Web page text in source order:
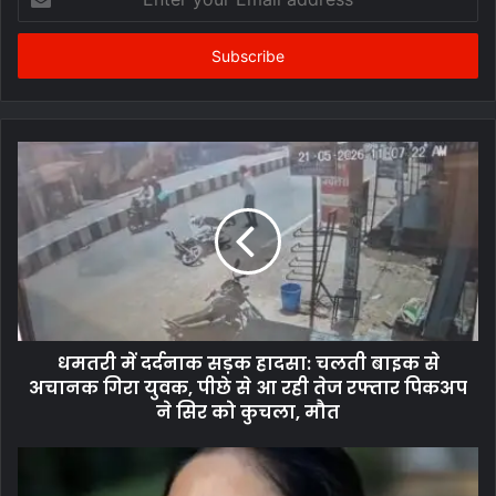
your
Email
धमतरी में दर्दनाक सड़क हादसा: चलती बाइक से
अचानक गिरा युवक, पीछे से आ रही तेज रफ्तार पिकअप
ने सिर को कुचला, मौत